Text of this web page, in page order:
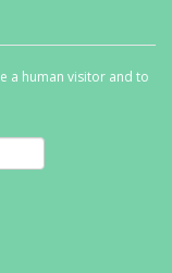
a human visitor and to